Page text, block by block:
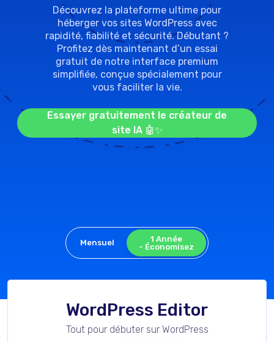
Découvrez la plateforme ultime pour
héberger vos sites WordPress avec
rapidité, fiabilité et sécurité. Débutant ?
Profitez dès maintenant d’un essai
gratuit de notre interface premium
simplifiée, conçue spécialement pour
vous faciliter la vie.
Essayer gratuitement le créateur de
site IA 🤖✨
Mensuel
1 Année
- Économisez
WordPress Editor
Tout pour débuter sur WordPress